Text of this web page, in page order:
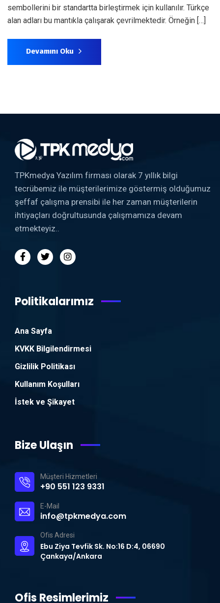
sembollerini bir standartta birleştirmek için kullanılır. Türkçe
alan adları bu mantıkla çalışarak çevrilmektedir. Örneğin […]
Devamını Oku
TPKmedya Yazılım firması olarak 7 yıllık bilgi
tecrübemiz ile müşterilerimize göstermiş olduğumuz
şeffaf çalışma prensibi ile her zaman müşterilerin
ihtiyaçları doğrultusunda çalışmamıza devam
etmekteyiz..
Politikalarımız
Ana Sayfa
KVKK Bilgilendirmesi
Gizlilik Politikası
Kullanım Koşulları
İstek ve Şikayet
Bize Ulaşın
Müşteri Hizmetleri
+90 551 123 9331
E-Mail
info@tpkmedya.com
Ofis Adresi
Ebu Ziya Tevfik Sk. No:16 D:4, 06690
Çankaya/Ankara
Ofis Resimlerimiz